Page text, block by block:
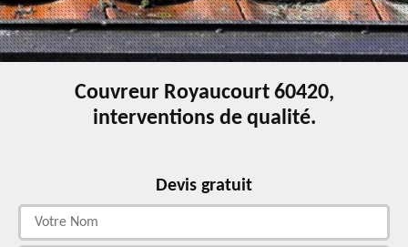
Couvreur Royaucourt 60420,
interventions de qualité.
Devis gratuit